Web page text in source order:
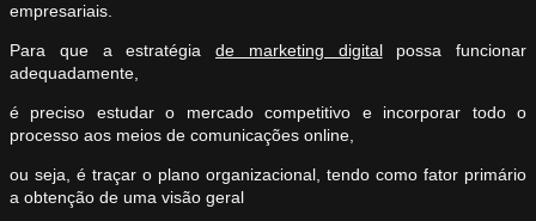
empresariais.
Para que a estratégia de marketing digitalpossa funcionar
adequadamente,
é preciso estudar o mercado competitivo e incorporar todo o
processo aos meios de comunicações online,
ou seja, é traçar o plano organizacional, tendo como fator primário
a obtenção de uma visão geral